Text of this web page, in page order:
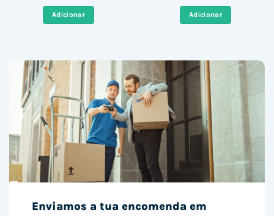
599,00 €.
Adicionar
769,38 €.
Adicionar
Enviamos a tua encomenda em